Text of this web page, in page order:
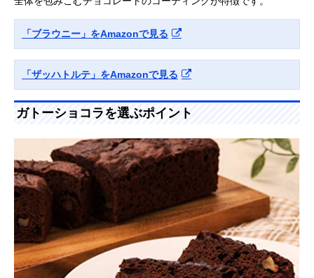
「ブラウニー」をAmazonで見る
「ザッハトルテ」をAmazonで見る
ガトーショコラを選ぶポイント